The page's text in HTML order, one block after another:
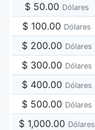
$ 50.00 Dólares
$ 100.00 Dólares
$ 200.00 Dólares
$ 300.00 Dólares
$ 400.00 Dólares
$ 500.00 Dólares
$ 1,000.00 Dólares